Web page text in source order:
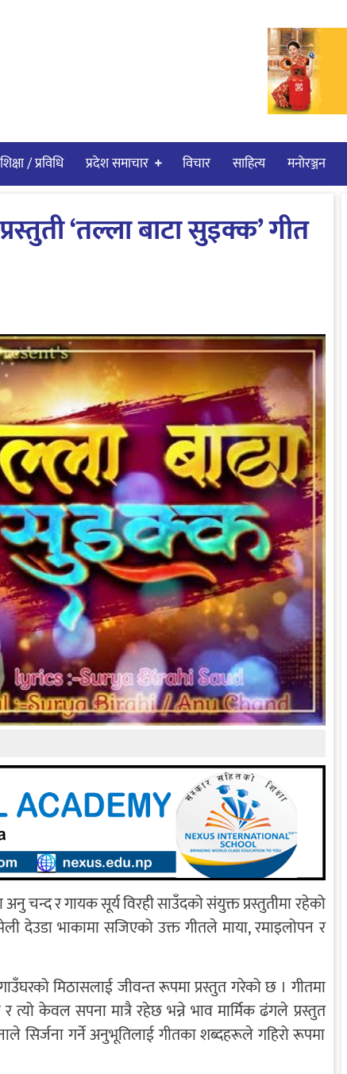
शिक्षा / प्रविधि प्रदेश समाचार विचार साहित्य मनाेरञ्जन
‘तल्ला बाटा सुइक्क’ गीत
अनु चन्दर गायकसूर्य विरही साउँदको संयुक्त प्रस्तुतीमा रहेको
देउडा भाकामा सजिएको उक्त गीतले माया, रमाइलोपन र
मिठासलाई जीवन्त रूपमा प्रस्तुत गरेको छ । गीतमा
केवल सपना मात्रै रहेछ भन्ने भाव मार्मिक ढंगले प्रस्तुत
सिर्जना गर्ने अनुभूतिलाई गीतका शब्दहरूले गहिरो रूपमा